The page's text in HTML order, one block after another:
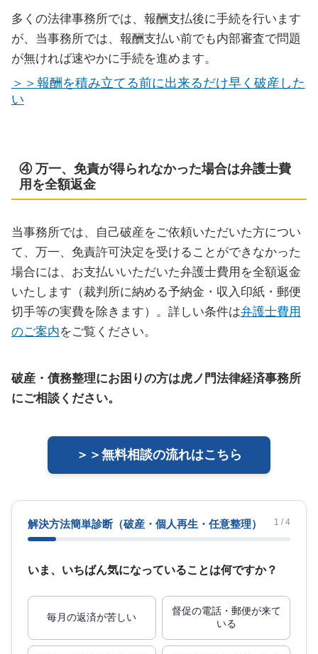
多くの法律事務所では、報酬支払後に手続を行います
が、当事務所では、報酬支払い前でも内部審査で問題
が無ければ速やかに手続を進めます。
＞＞報酬を積み立てる前に出来るだけ早く破産した
い
④ 万一、免責が得られなかった場合は弁護士費
用を全額返金
当事務所では、自己破産をご依頼いただいた方につい
て、万一、免責許可決定を受けることができなかった
場合には、お支払いいただいた弁護士費用を全額返金
いたします（裁判所に納める予納金・収入印紙・郵便
切手等の実費を除きます）。詳しい条件は弁護士費用
のご案内をご覧ください。
破産・債務整理にお困りの方は虎ノ門法律経済事務所
にご相談ください。
＞＞無料相談の流れはこちら
解決方法簡単診断（破産・個人再生・任意整理） 1 / 4
いま、いちばん気になっていることは何ですか？
毎月の返済が苦しい
督促の電話・郵便が来て
いる